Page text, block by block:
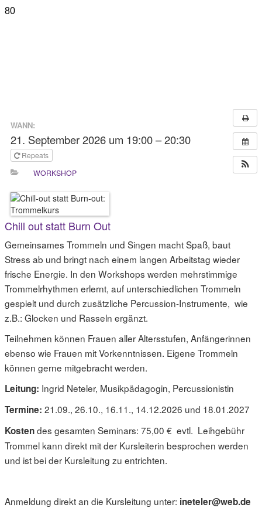
WANN:
21. September 2026 um 19:00 – 20:30
Repeats
WORKSHOP
Chill out statt Burn Out
Gemeinsames Trommeln und Singen macht Spaß, baut
Stress ab und bringt nach einem langen Arbeitstag wieder
frische Energie. In den Workshops werden mehrstimmige
Trommelrhythmen erlernt, auf unterschiedlichen Trommeln
gespielt und durch zusätzliche Percussion-Instrumente, wie
z.B.: Glocken und Rasseln ergänzt.
Teilnehmen können Frauen aller Altersstufen, Anfängerinnen
ebenso wie Frauen mit Vorkenntnissen. Eigene Trommeln
können gerne mitgebracht werden.
Leitung: Ingrid Neteler, Musikpädagogin, Percussionistin
Termine: 21.09., 26.10., 16.11., 14.12.2026 und 18.01.2027
Kostendes gesamten Seminars: 75,00 € evtl. Leihgebühr
Trommel kann direkt mit der Kursleiterin besprochen werden
und ist bei der Kursleitung zu entrichten.
Anmeldung direkt an die Kursleitung unter: ineteler@web.de